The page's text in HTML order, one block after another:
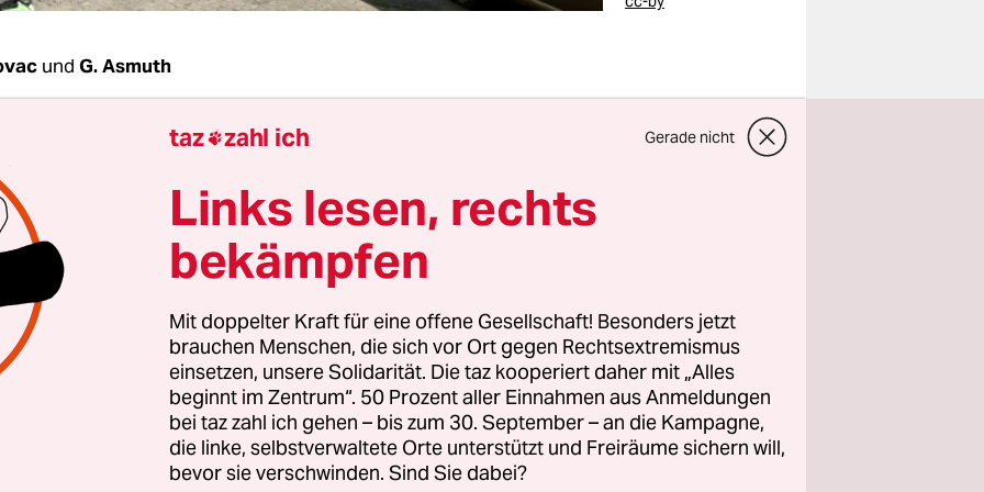
und G. Asmuth
stehen hinter jeder Parole. Insgesamt sechsmal
finden sich auf dem
hängt. "Nein zur Zerstörung der
heißt es dort. "Nein zu Parkplätzen auf dem
Und vor allem: "Nein zur Bevormundung!!!" Die
eine gewisse Dringlichkeit. Ginge es nach dem
, dann würde die Kastanienallee in Prenzlauer
November umgebaut. Der Schnee hat die Arbeiten auf
wütenden Anwohnern eine Chance gegeben. Für
sie zum Aktionstag. Außerdem werden Unterschriften
gesammelt.
taz zahl ich Gerade nicht
Links lesen, rechts
bekämpfen
Mit doppelter Kraft für eine offene Gesellschaft! Besonders jetzt
brauchen Menschen, die sich vor Ort gegen Rechtsextremismus
einsetzen, unsere Solidarität. Die taz kooperiert daher mit „Alles
beginnt im Zentrum“. 50 Prozent aller Einnahmen aus Anmeldungen
bei taz zahl ich gehen – bis zum 30. September – an die Kampagne,
die linke, selbstverwaltete Orte unterstützt und Freiräume sichern will,
bevor sie verschwinden. Sind Sie dabei?